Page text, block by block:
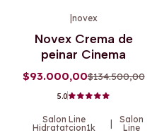
|novex
Novex Crema de
peinar Cinema
$93.000,00$134.500,00
5.0
-8%OFF
Salon Line
Hidratatcion1k
Salon
Line